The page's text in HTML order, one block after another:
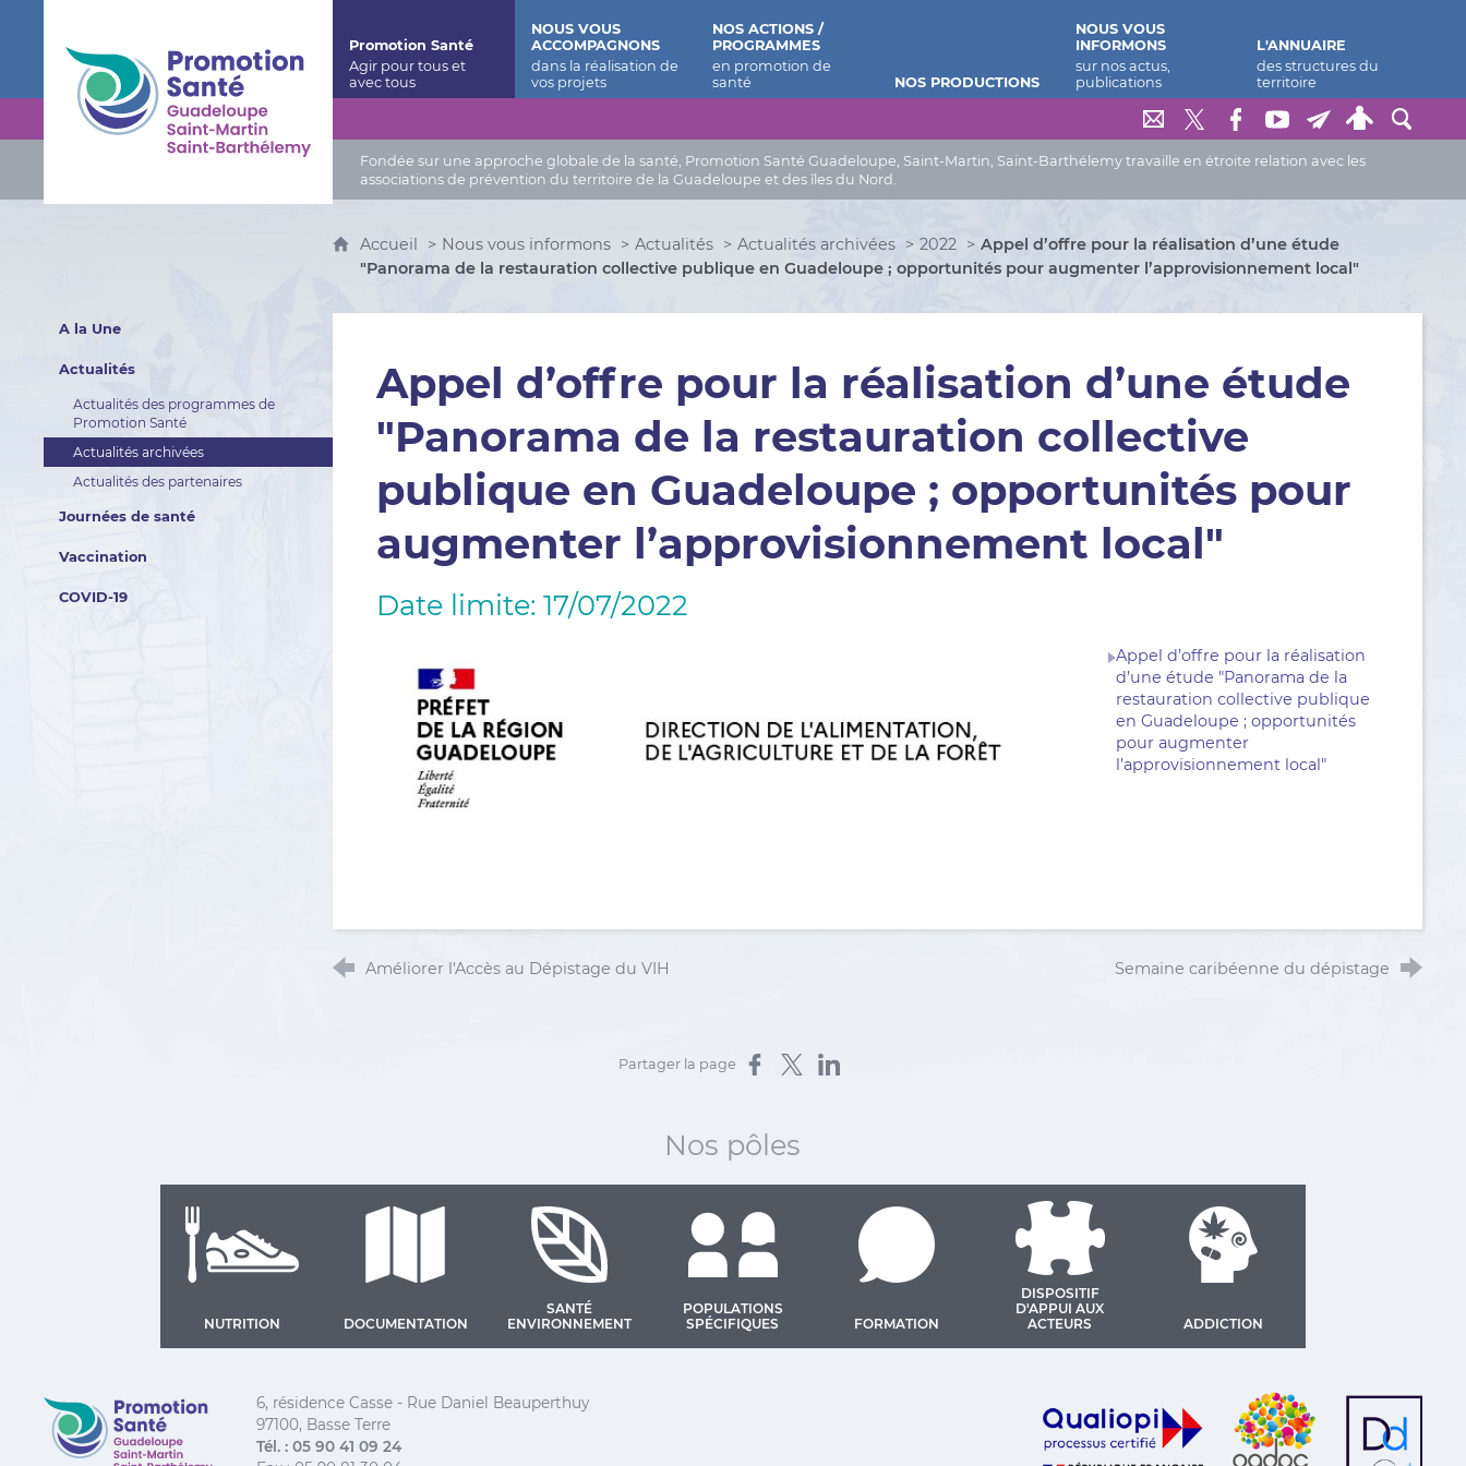
Fondée sur une approche globale de la santé, Promotion Santé Guadeloupe, Saint-Martin, Saint-Barthélemy travaille en étroite relation avec les
associations de prévention du territoire de la Guadeloupe et des îles du Nord.
Promotion Santé
NOUS VOUS
ACCOMPAGNONS
NOS ACTIONS /
PROGRAMMES
NOS PRODUCTIONS
NOUS VOUS
INFORMONS
L'ANNUAIRE
A la Une
Actualités
Actualités des programmes de
Promotion Santé
Actualités archivées
Actualités des partenaires
Journées de santé
Vaccination
COVID-19
Accueil Nous vous informons Actualités Actualités archivées 2022
Appel d’offre pour la réalisation d’une étude
"Panorama de la restauration collective publique en Guadeloupe ; opportunités pour augmenter l’approvisionnement local"
Appel d’offre pour la réalisation d’une étude
"Panorama de la restauration collective
publique en Guadeloupe ; opportunités pour
augmenter l’approvisionnement local"
Date limite: 17/07/2022
Appel d’offre pour la réalisation
d’une étude "Panorama de la
restauration collective publique
en Guadeloupe ; opportunités
pour augmenter
l’approvisionnement local"
Améliorer l'Accès au Dépistage du VIH Semaine caribéenne du dépistage
Partager la page Partager sur Facebook
Partager sur X
Partager sur LinkedIn
Nos pôles
NUTRITION DOCUMENTATION
SANTÉ
ENVIRONNEMENT
POPULATIONS
SPÉCIFIQUES
FORMATION
DISPOSITIF
D'APPUI AUX
ACTEURS
ADDICTION
Promotion Santé Guadeloupe, Saint-Martin, Saint Barthélemy
6, résidence Casse - Rue Daniel Beauperthuy
97100, Basse Terre
Tél. : 05 90 41 09 24